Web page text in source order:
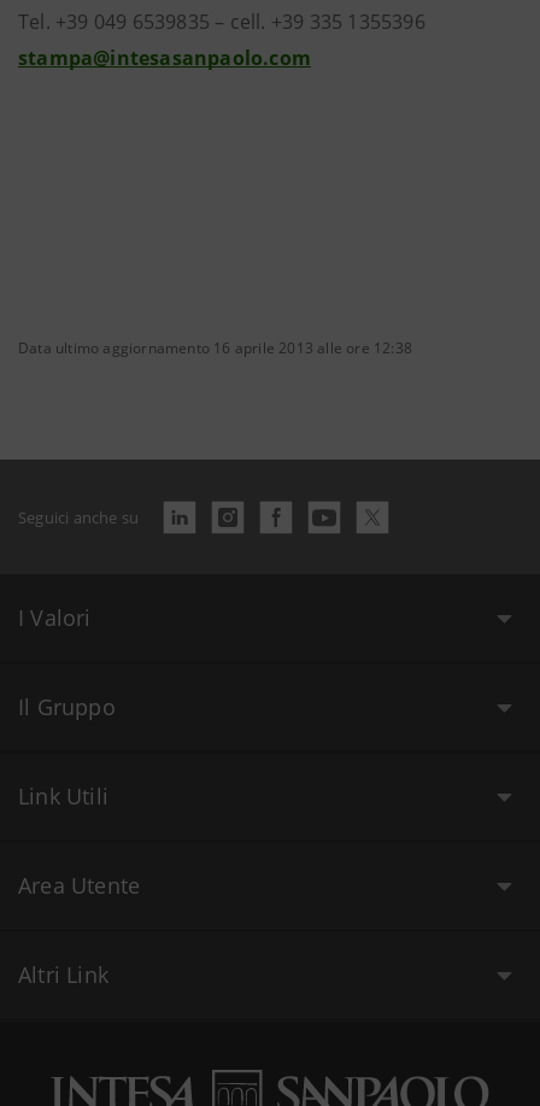
Tel. +39 049 6539835 – cell. +39 335 1355396
stampa@intesasanpaolo.com
Data ultimo aggiornamento 16 aprile 2013 alle ore 12:38
Seguici anche su
I Valori
Il Gruppo
Link Utili
Area Utente
Altri Link